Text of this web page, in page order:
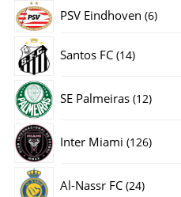
producten
PSV Eindhoven 66
Santos FC 1414
SE Palmeiras 1212
Inter Miami 126126
Al-Nassr FC 2424